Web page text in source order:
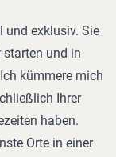
und exklusiv. Sie
und in
kümmere mich
Ihrer
haben.
Orte in einer